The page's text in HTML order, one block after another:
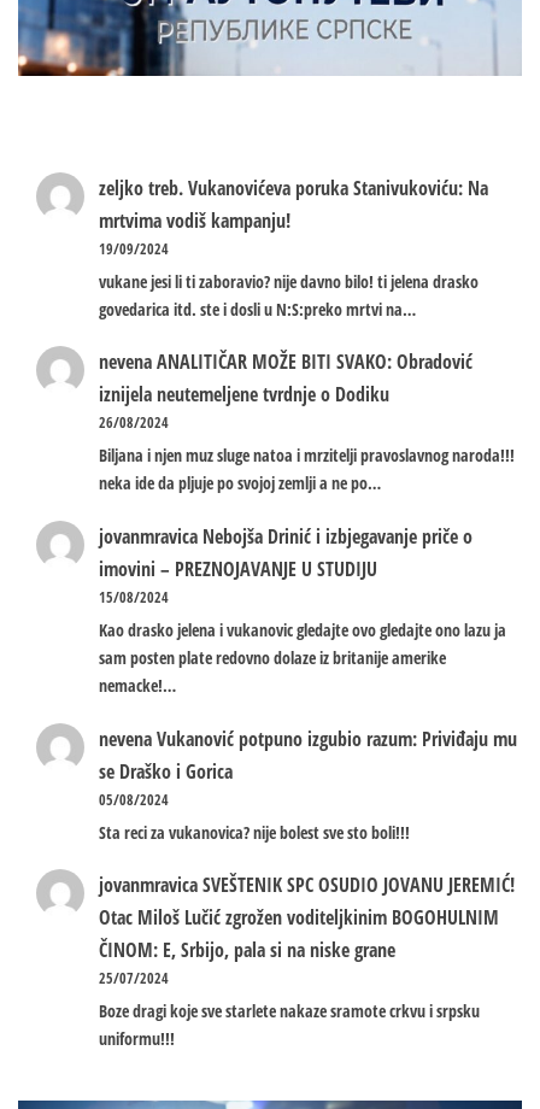
zeljko treb.Vukanovićeva poruka Stanivukoviću: Na
mrtvima vodiš kampanju!
19/09/2024
vukane jesi li ti zaboravio? nije davno bilo! ti jelena drasko
govedarica itd. ste i dosli u N:S:preko mrtvi na…
nevenaANALITIČAR MOŽE BITI SVAKO: Obradović
iznijela neutemeljene tvrdnje o Dodiku
26/08/2024
Biljana i njen muz sluge natoa i mrzitelji pravoslavnog naroda!!!
neka ide da pljuje po svojoj zemlji a ne po…
jovanmravica Nebojša Drinić i izbjegavanje priče o
imovini – PREZNOJAVANJE U STUDIJU
15/08/2024
Kao drasko jelena i vukanovic gledajte ovo gledajte ono lazu ja
sam posten plate redovno dolaze iz britanije amerike
nemacke!…
nevenaVukanović potpuno izgubio razum: Priviđaju mu
se Draško i Gorica
05/08/2024
Sta reci za vukanovica? nije bolest sve sto boli!!!
jovanmravicaSVEŠTENIK SPC OSUDIO JOVANU JEREMIĆ!
Otac Miloš Lučić zgrožen voditeljkinim BOGOHULNIM
ČINOM: E, Srbijo, pala si na niske grane
25/07/2024
Boze dragi koje sve starlete nakaze sramote crkvu i srpsku
uniformu!!!